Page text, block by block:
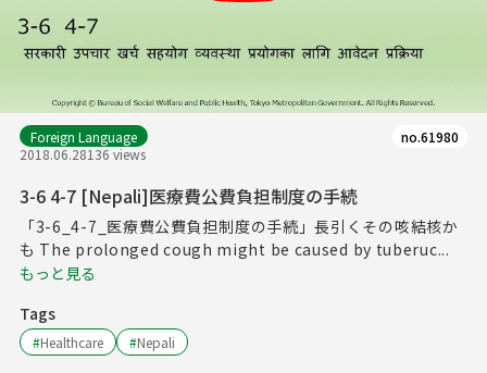
Foreign Language
2018.06.28136 views
no.61980
3-6 4-7 [Nepali]医療費公費負担制度の手続
「3-6_4-7_医療費公費負担制度の手続」長引くその咳結核か
も The prolonged cough might be caused by tuberuc...
もっと見る
Tags
#Healthcare #Nepali